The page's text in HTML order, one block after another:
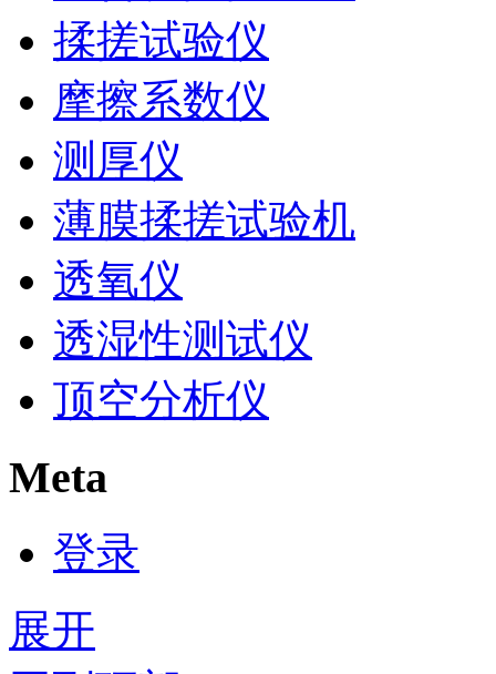
揉搓试验仪
摩擦系数仪
测厚仪
薄膜揉搓试验机
透氧仪
透湿性测试仪
顶空分析仪
Meta
登录
展开